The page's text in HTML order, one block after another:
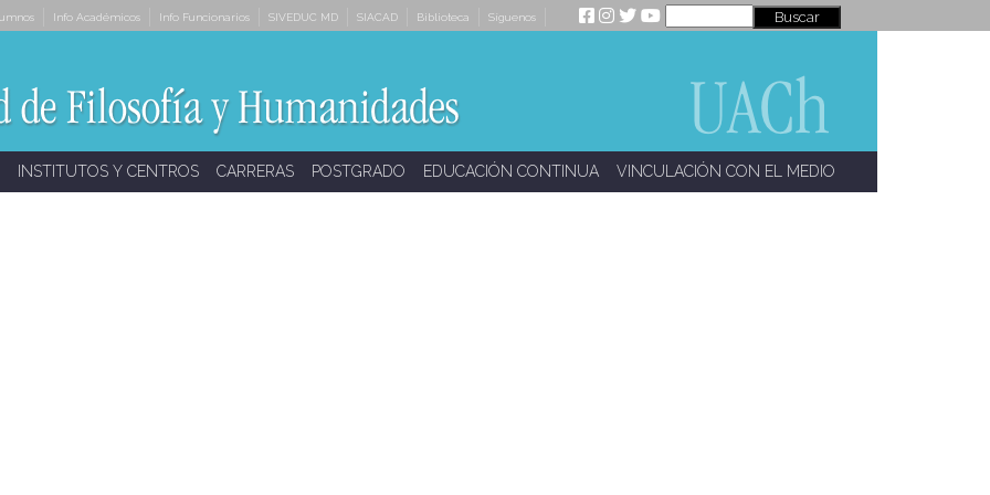
Info Académicos Info Funcionarios SIVEDUC MD SIACAD Biblioteca Síguenos
INSTITUTOS Y CENTROS CARRERAS POSTGRADO EDUCACIÓN CONTINUA VINCULACIÓN CON EL MEDIO